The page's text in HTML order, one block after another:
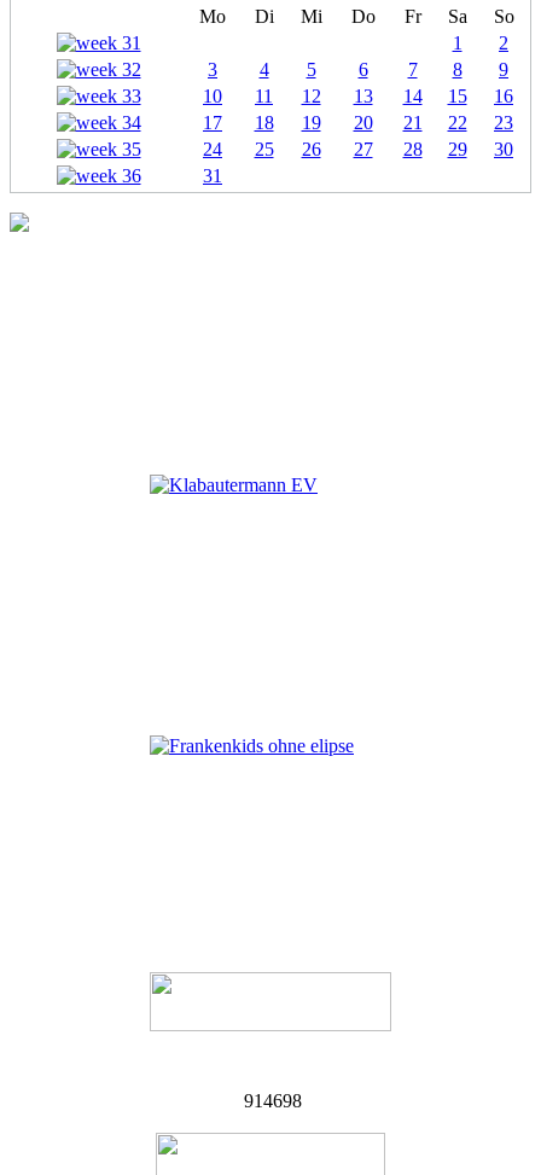
Mo Di Mi Do Fr Sa
So
1
2
3
4 5 6 7 8
9
10
11 12 13 14 15
16
17
18 19 20 21 22
23
24
25 26 27 28 29
30
31
914698